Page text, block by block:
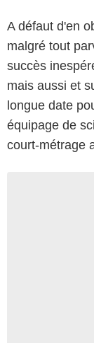
A défaut d'en
malgré tout
succès
mais aussi et
longue date
équipage de
court-métrage